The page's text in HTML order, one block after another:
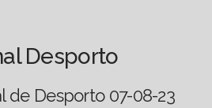
Desporto
de Desporto 07-08-23